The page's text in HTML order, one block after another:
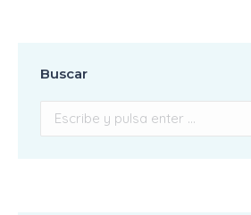
Buscar